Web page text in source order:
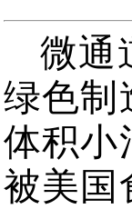
微通
绿色制
体积小
被美国